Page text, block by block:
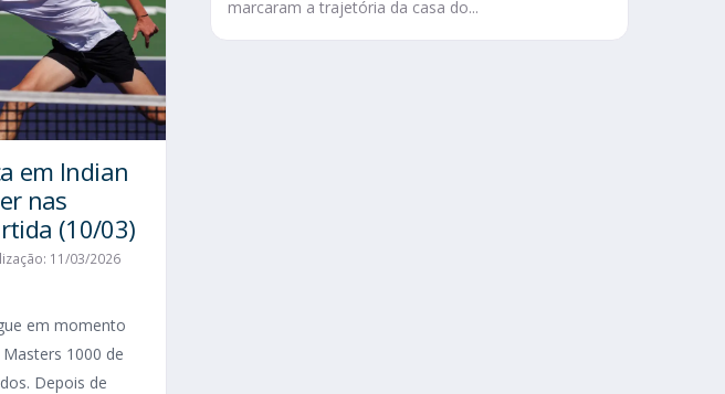
em Indian
nas
(10/03)
11/03/2026
em momento
1000 de
Depois de
marcaram a trajetória da casa do...